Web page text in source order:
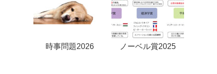
時事問題2026 ノーベル賞2025